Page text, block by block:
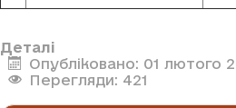
Деталі
Опубліковано: 01 лютого
Перегляди: 421